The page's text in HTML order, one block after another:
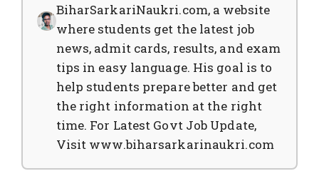
BiharSarkariNaukri.com, a website
where students get the latest job
news, admit cards, results, and exam
tips in easy language. His goal is to
help students prepare better and get
the right information at the right
time. For Latest Govt Job Update,
Visit www.biharsarkarinaukri.com